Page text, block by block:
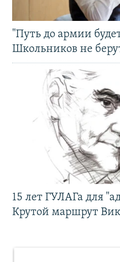
"Путь до армии
Школьников не
15 лет ГУЛАГа для
Крутой маршрут